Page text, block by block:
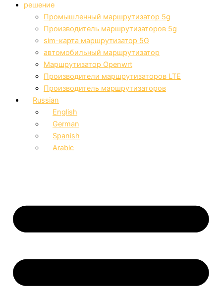
решение
Промышленный маршрутизатор 5g
Производитель маршрутизаторов 5g
sim-карта маршрутизатор 5G
автомобильный маршрутизатор
Маршрутизатор Openwrt
Производители маршрутизаторов LTE
Производитель маршрутизаторов
Russian
English
German
Spanish
Arabic